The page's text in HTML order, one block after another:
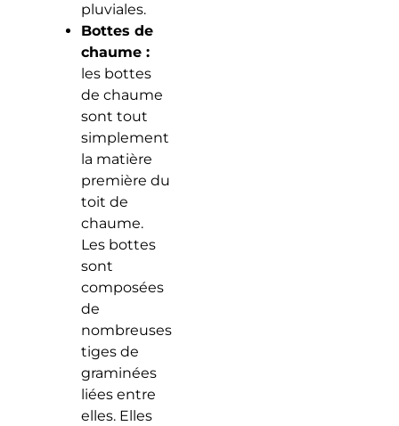
pluviales.
Bottes de
chaume :
les bottes
de chaume
sont tout
simplement
la matière
première du
toit de
chaume.
Les bottes
sont
composées
de
nombreuses
tiges de
graminées
liées entre
elles. Elles